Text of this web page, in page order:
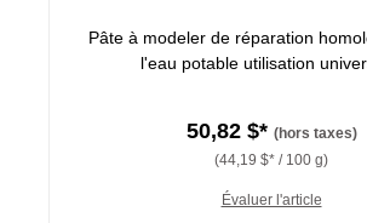
Pâte à modeler de réparation
l'eau potable utilisation
50,82 $* (hors taxes)
(44,19 $* / 100 g)
Évaluer l'article